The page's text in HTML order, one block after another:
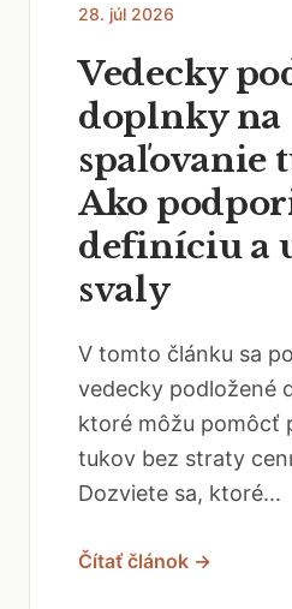
28. júl 2026
Vedecky
doplnky na
spaľovanie
Ako
definíciu a
svaly
V tomto článku sa
vedecky podložené
ktoré môžu pomôcť
tukov bez straty
Dozviete sa, ktoré...
Čítať článok →